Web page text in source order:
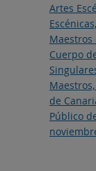
Artes
Maestros
Cuerpo
de
Público